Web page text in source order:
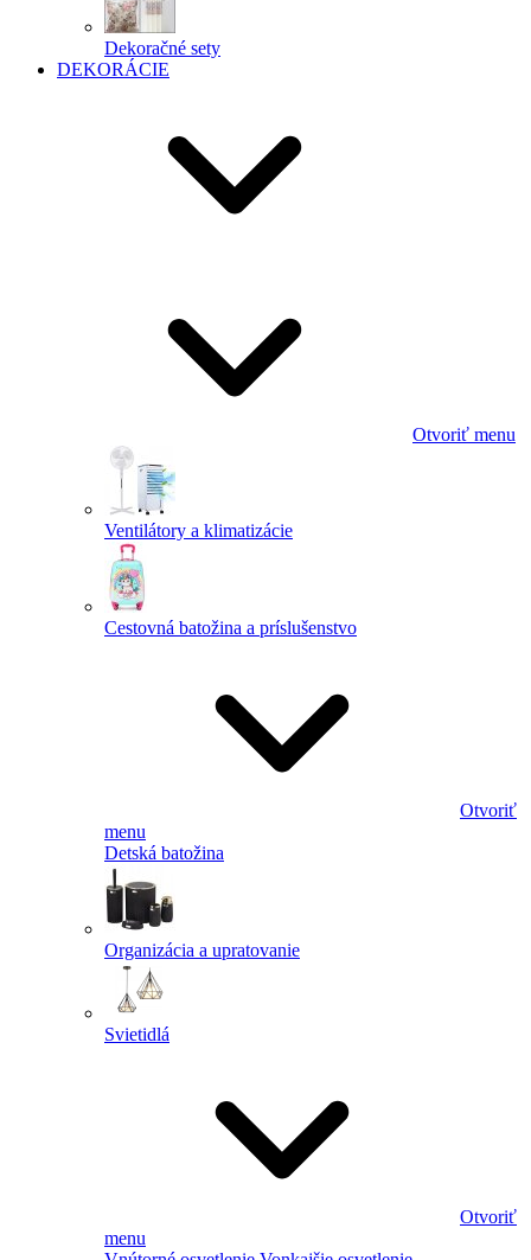
Dekoračné sety
DEKORÁCIE
Otvoriť menu
Ventilátory a klimatizácie
Cestovná batožina a príslušenstvo
Otvoriť
menu
Detská batožina
Organizácia a upratovanie
Svietidlá
Otvoriť
menu